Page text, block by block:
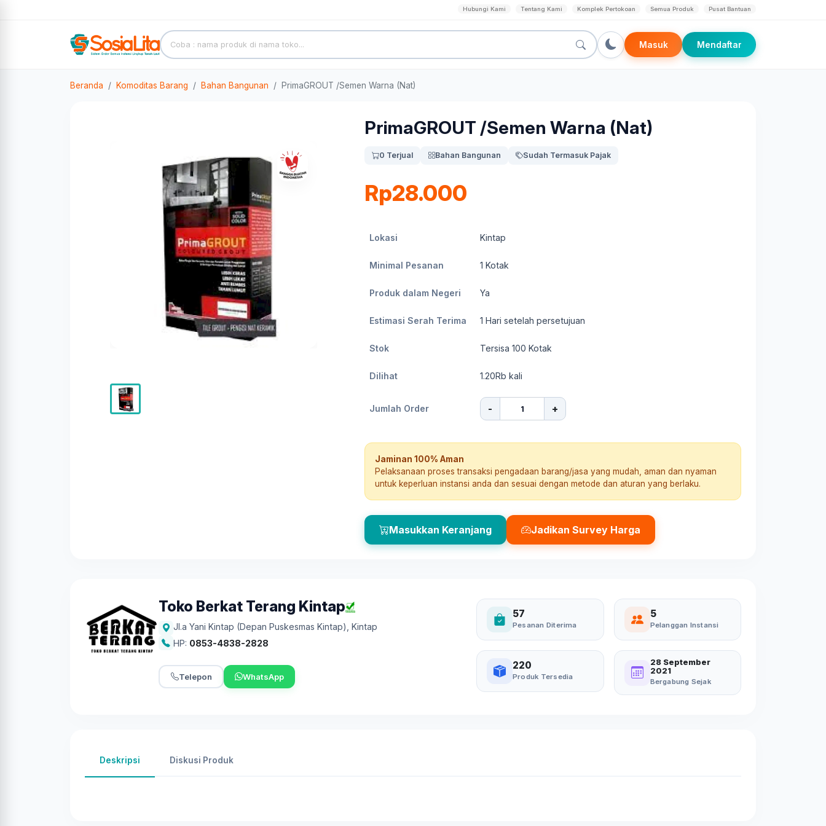
Hubungi Kami Tentang Kami Komplek Pertokoan Semua Produk Pusat Bantuan
Masuk Mendaftar
Beranda Komoditas Barang Bahan Bangunan PrimaGROUT /Semen Warna (Nat)
PrimaGROUT /Semen Warna (Nat)
0 Terjual Bahan Bangunan Sudah Termasuk Pajak
Rp28.000
Lokasi Kintap
Minimal Pesanan 1 Kotak
Produk dalam Negeri Ya
Estimasi Serah Terima 1 Hari setelah persetujuan
Stok Tersisa 100 Kotak
Dilihat 1.20Rb kali
Jumlah Order - +
Jaminan 100% Aman
Pelaksanaan proses transaksi pengadaan barang/jasa yang mudah, aman dan nyaman
untuk keperluan instansi anda dan sesuai dengan metode dan aturan yang berlaku.
Masukkan Keranjang Jadikan Survey Harga
Toko Berkat Terang Kintap
Jl.a Yani Kintap (Depan Puskesmas Kintap) Kintap
HP: 0853-4838-2828
Telepon WhatsApp
57
Pesanan Diterima
5
Pelanggan Instansi
220
Produk Tersedia
28 September
2021
Bergabung Sejak
Deskripsi Diskusi Produk